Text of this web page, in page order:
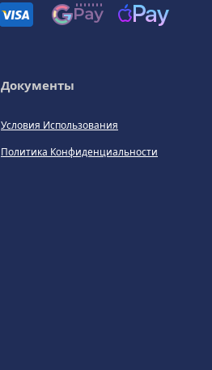
Документы
Условия Использования
Политика Конфиденциальности